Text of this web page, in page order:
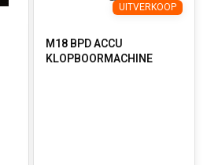
UITVERKOOP
M18 BPD ACCU
KLOPBOORMACHINE